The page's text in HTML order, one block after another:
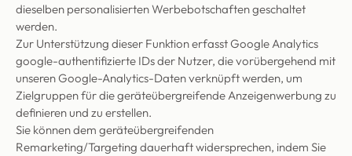
dieselben personalisierten Werbebotschaften geschaltet
werden.
Zur Unterstützung dieser Funktion erfasst Google Analytics
google-authentifizierte IDs der Nutzer, die vorübergehend mit
unseren Google-Analytics-Daten verknüpft werden, um
Zielgruppen für die geräteübergreifende Anzeigenwerbung zu
definieren und zu erstellen.
Sie können dem geräteübergreifenden
Remarketing/Targeting dauerhaft widersprechen, indem Sie